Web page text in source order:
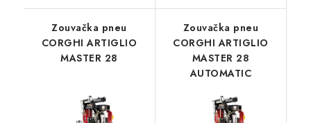
Zouvačka pneu
CORGHI ARTIGLIO
MASTER 28
Zouvačka pneu
CORGHI ARTIGLIO
MASTER 28
AUTOMATIC